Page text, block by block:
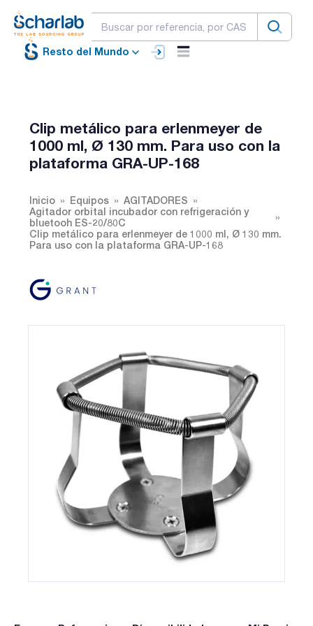
Resto del Mundo
Clip metálico para erlenmeyer de
1000 ml, Ø 130 mm. Para uso con la
plataforma GRA-UP-168
Inicio Equipos
AGITADORES
Agitador orbital incubador con refrigeración y
bluetooh ES-20/80C
Clip metálico para erlenmeyer de 1000 ml, Ø 130 mm.
Para uso con la plataforma GRA-UP-168